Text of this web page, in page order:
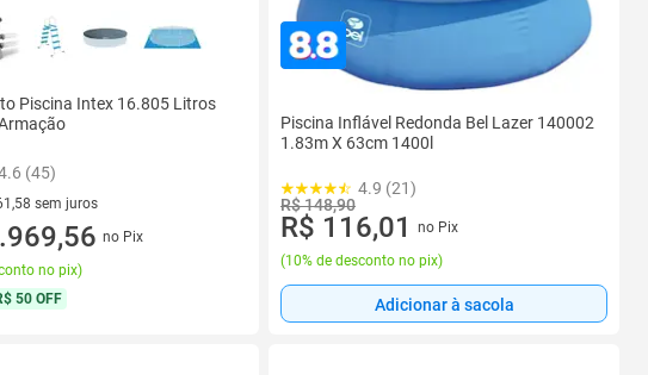
Piscina Intex 16.805 Litros
(45)
sem juros
461,58 sem jurosno Pix
no pix)
50 OFF
Piscina Inflável Redonda Bel Lazer 140002
1.83m X 63cm 1400l
4.9 (21)
R$ 148,90
R$ 116,01
no Pix
(10% de desconto no pix)
Adicionar à sacola